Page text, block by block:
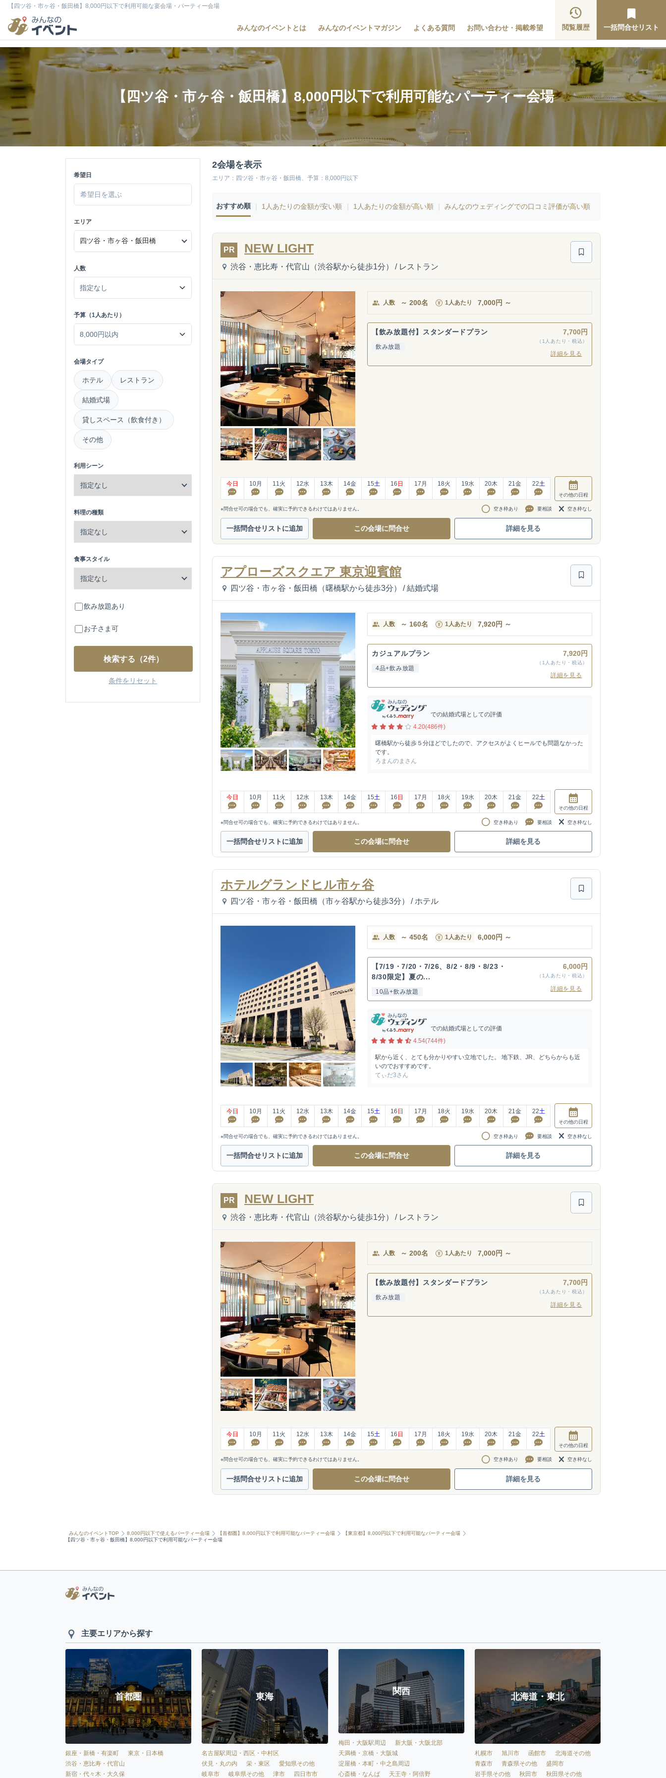
【四ツ谷・市ヶ谷・飯田橋】8,000円以下で利用可能な宴会場・パーティー会場
みんなのイベントとは みんなのイベントマガジン よくある質問 お問い合わせ・掲載希望 閲覧履歴 一括問合せリスト
【四ツ谷・市ヶ谷・飯田橋】8,000円以下で利用可能なパーティー会場
希望日
エリア
人数
予算（1人あたり）
会場タイプ
ホテル レストラン
結婚式場
貸しスペース（飲食付き）
その他
利用シーン
料理の種類
食事スタイル
飲み放題あり
お子さま可
検索する （2件）
条件をリセット
2会場を表示
エリア：四ツ谷・市ヶ谷・飯田橋、予算：8,000円以下
おすすめ順 1人あたりの金額が安い順 1人あたりの金額が高い順 みんなのウェディングでの口コミ評価が高い順
PR NEW LIGHT
渋谷・恵比寿・代官山（渋谷駅から徒歩1分） / レストラン
人数 ～ 200名 1人あたり 7,000円 ～
【飲み放題付】スタンダードプラン
飲み放題
7,700円
（1人あたり・税込）
詳細を見る
今日 10月 11火 12水 13木 14金 15土 16 日 17 月 18火 19水 20木 21金 22土
その他の日程
※問合せ可の場合でも、確実に予約できるわけではありません。 空き枠あり 要相談 空き枠なし
一括問合せリストに追加 この会場に問合せ 詳細を見る
アプローズスクエア 東京迎賓館
四ツ谷・市ヶ谷・飯田橋（曙橋駅から徒歩3分） / 結婚式場
人数 ～ 160名 1人あたり 7,920円 ～
カジュアルプラン
4品+飲み放題
7,920円
（1人あたり・税込）
詳細を見る
での結婚式場としての評価
4.20(486件)
曙橋駅から徒歩５分ほどでしたので、アクセスがよくヒールでも問題なかった
です。
ろまんのまさん
今日 10月 11火 12水 13木 14金 15土 16 日 17 月 18火 19水 20木 21金 22土
その他の日程
※問合せ可の場合でも、確実に予約できるわけではありません。 空き枠あり 要相談 空き枠なし
一括問合せリストに追加 この会場に問合せ 詳細を見る
ホテルグランドヒル市ヶ谷
四ツ谷・市ヶ谷・飯田橋（市ヶ谷駅から徒歩3分） / ホテル
人数 ～ 450名 1人あたり 6,000円 ～
【7/19・7/20・7/26、8/2・8/9・8/23・
8/30限定】夏の...
10品+飲み放題
6,000円
（1人あたり・税込）
詳細を見る
での結婚式場としての評価
4.54(744件)
駅から近く、とても分かりやすい立地でした。 地下鉄、JR、どちらからも近
いのでおすすめです。
てぃだ3さん
今日 10月 11火 12水 13木 14金 15土 16 日 17 月 18火 19水 20木 21金 22土
その他の日程
※問合せ可の場合でも、確実に予約できるわけではありません。 空き枠あり 要相談 空き枠なし
一括問合せリストに追加 この会場に問合せ 詳細を見る
PR NEW LIGHT
渋谷・恵比寿・代官山（渋谷駅から徒歩1分） / レストラン
人数 ～ 200名 1人あたり 7,000円 ～
【飲み放題付】スタンダードプラン
飲み放題
7,700円
（1人あたり・税込）
詳細を見る
今日 10月 11火 12水 13木 14金 15土 16 日 17 月 18火 19水 20木 21金 22土
その他の日程
※問合せ可の場合でも、確実に予約できるわけではありません。 空き枠あり 要相談 空き枠なし
一括問合せリストに追加 この会場に問合せ 詳細を見る
みんなのイベントTOP 8,000円以下で使えるパーティー会場 【首都圏】8,000円以下で利用可能なパーティー会場
【東京都】8,000円以下で利用可能なパーティー会場
【四ツ谷・市ヶ谷・飯田橋】8,000円以下で利用可能なパーティー会場
主要エリアから探す
首都圏
銀座・新橋・有楽町
東京・日本橋
渋谷・恵比寿・代官山
新宿・代々木・大久保
東海
名古屋駅周辺・西区・中村区
伏見・丸の内
栄・東区
愛知県その他
岐阜市
岐阜県その他 津市 四日市市
関西
梅田・大阪駅周辺
新大阪・大阪北部
天満橋・京橋・大阪城
淀屋橋・本町・中之島周辺
心斎橋・なんば
天王寺・阿倍野
北海道・東北
札幌市 旭川市 函館市
北海道その他
青森市
青森県その他
盛岡市
岩手県その他
秋田市 秋田県その他